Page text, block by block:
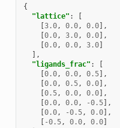
{
"lattice" :
[
[3.0, 0.0, 0.0],
[0.0, 3.0, 0.0],
[0.0, 0.0, 3.0]
],
"ligands_frac" :
[
[0.0, 0.0, 0.5],
[0.0, 0.5, 0.0],
[0.5, 0.0, 0.0],
[0.0, 0.0, -0.5],
[0.0, -0.5, 0.0],
[ -0.5, 0.0, 0.0]